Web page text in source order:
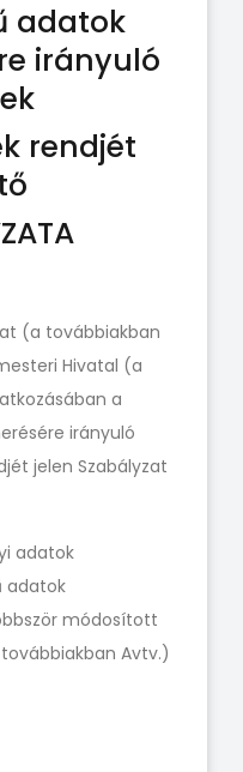
adatok
irányuló
rendjét
(a továbbiakban
Hivatal (a
a
irányuló
jelen Szabályzat
adatok
adatok
módosított
továbbiakban Avtv.)